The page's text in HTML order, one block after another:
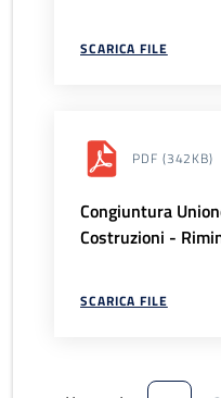
SCARICA FILE
PDF (342KB)
Congiuntura
Costruzioni -
SCARICA FILE